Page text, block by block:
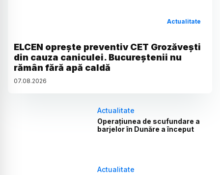
Actualitate
ELCEN oprește preventiv CET Grozăvești
din cauza caniculei. Bucureștenii nu
rămân fără apă caldă
07.08.2026
Actualitate
Operațiunea de scufundare a
barjelor în Dunăre a început
Actualitate